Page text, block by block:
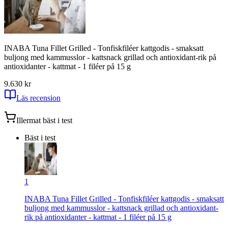
INABA Tuna Fillet Grilled - Tonfiskfiléer kattgodis - smaksatt
buljong med kammusslor - kattsnack grillad och antioxidant-rik på
antioxidanter - kattmat - 1 filéer på 15 g
9.630 kr
Läs recension
Illermat bäst i test
Bäst i test
1
INABA Tuna Fillet Grilled - Tonfiskfiléer kattgodis - smaksatt
buljong med kammusslor - kattsnack grillad och antioxidant-
rik på antioxidanter - kattmat - 1 filéer på 15 g